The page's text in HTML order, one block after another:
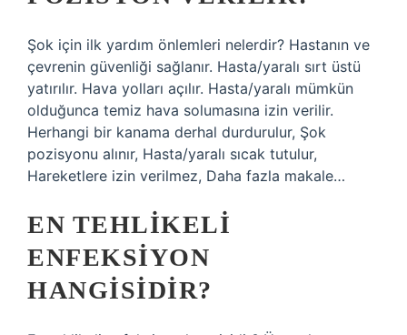
Şok için ilk yardım önlemleri nelerdir? Hastanın ve
çevrenin güvenliği sağlanır. Hasta/yaralı sırt üstü
yatırılır. Hava yolları açılır. Hasta/yaralı mümkün
olduğunca temiz hava solumasına izin verilir.
Herhangi bir kanama derhal durdurulur, Şok
pozisyonu alınır, Hasta/yaralı sıcak tutulur,
Hareketlere izin verilmez, Daha fazla makale…
EN TEHLIKELI
ENFEKSIYON
HANGISIDIR?